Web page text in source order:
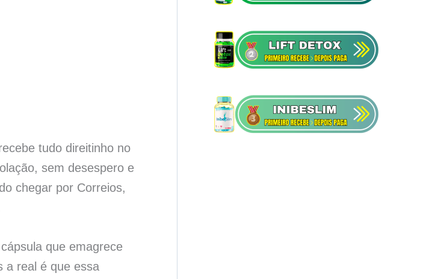
tudo direitinho no
sem desespero e
chegar por Correios,
que emagrece
a real é que essa